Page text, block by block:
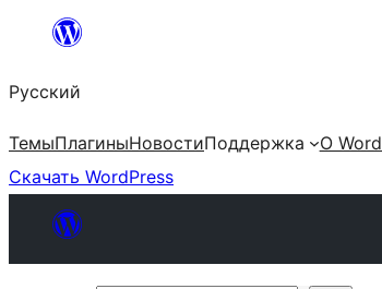
Перейти
содержимому
Русский
ТемыПлагиныНовостиПоддержка О
Скачать WordPress